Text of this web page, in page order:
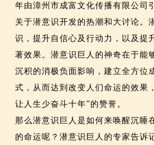
年由漳州市成富文化传播有限公司
关于潜意识开发的热潮和大讨论。
识，提升自信心及行动力，以及提
著效果。潜意识巨人的神奇在于能
沉积的消极负面影响，建立全方位
式，从而达到改变人们命运的效果
让人生少奋斗十年”的赞誉。
那么潜意识巨人是如何来唤醒沉睡
的命运呢？潜意识巨人的专家告诉